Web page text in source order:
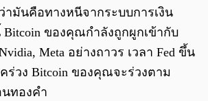
ามันคือทางหนีจากระบบการเงิน
Bitcoin ของคุณกำลังถูกผูกเข้ากับ
Meta อย่างถาวร เวลา Fed ขึ้น
ร่วง Bitcoin ของคุณจะร่วงตาม
ทองคำ